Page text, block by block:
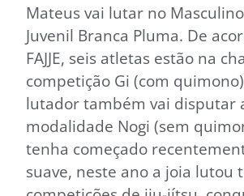
Mateus vai lutar no
Juvenil Branca Pluma. De
FAJJE, seis atletas estão na
competição Gi (com
lutador também vai disputar
modalidade Nogi (sem
tenha começado
suave, neste ano a joia lutou